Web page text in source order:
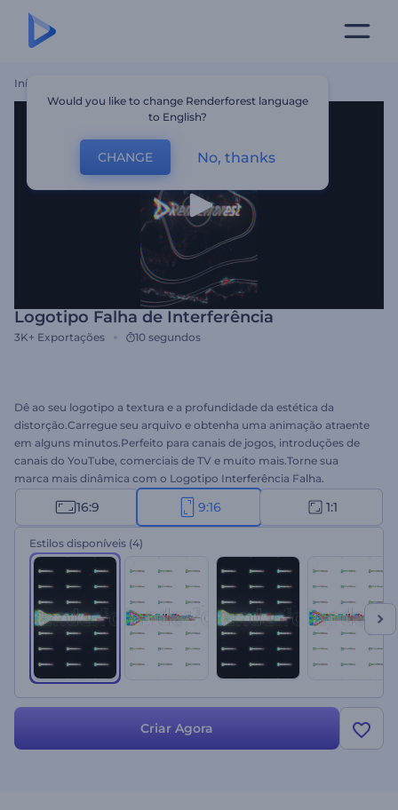
Início
Logotipo Falha de Interferência
3K+ Exportações 10 segundos
Dê ao seu logotipo a textura e a profundidade da estética da
distorção.Carregue seu arquivo e obtenha uma animação atraente
em alguns minutos.Perfeito para canais de jogos, introduções de
canais do YouTube, comerciais de TV e muito mais.Torne sua
marca mais dinâmica com o Logotipo Interferência Falha.
Experimente hoje. Esta é a versão quadrada!
16:9 9:16 1:1
Estilos disponíveis (4)
Criar Agora
Would you like to change Renderforest language
to English?
CHANGE No, thanks